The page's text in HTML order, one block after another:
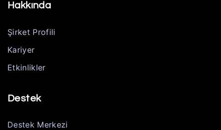
Hakkında
Şirket Profili
Kariyer
Etkinlikler
Destek
Destek Merkezi